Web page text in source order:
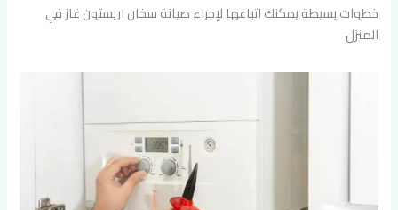
خطوات بسيطة يمكنك اتباعها لإجراء صيانة سخان اريستون غاز في
المنزل